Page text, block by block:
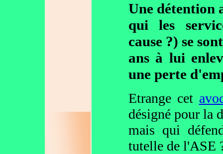
Une détention
qui les
cause ?) se
ans à lui
une perte
Etrange cet
désigné pour la
mais qui
tutelle de l'ASE